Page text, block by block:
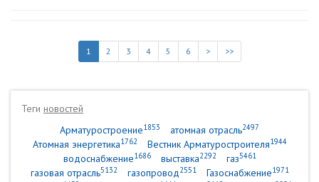
1 2 3 4 5 6 > >>
Теги новостей
Арматуростроение1853 атомная отрасль2497
Атомная энергетика1762 Вестник Арматуростроителя1944
водоснабжение1686 выставка2292 газ5461
газовая отрасль5132 газопровод2551 Газоснабжение1971